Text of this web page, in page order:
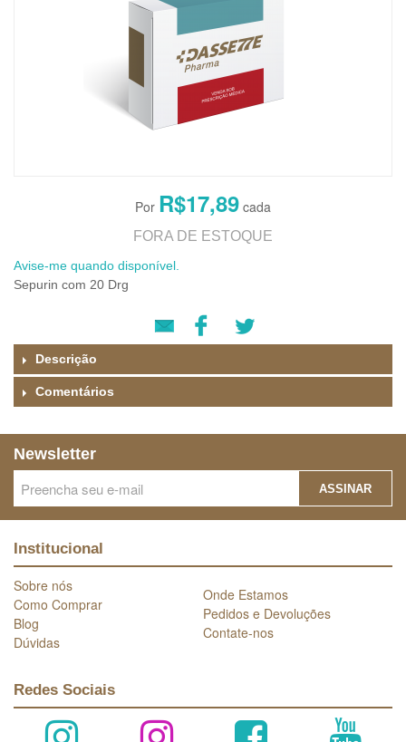
R$17,89
FORA DE ESTOQUE
Avise-me quando disponível.
Sepurin com 20 Drg
Descrição
Comentários
Newsletter
ASSINAR
Institucional
Sobre nós
Como Comprar
Blog
Dúvidas
Onde Estamos
Pedidos e Devoluções
Contate-nos
Redes Sociais